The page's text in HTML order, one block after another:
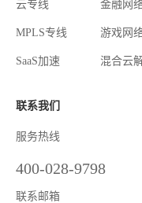
云专线
MPLS专线
SaaS加速
金融网
游戏网
混合云
联系我们
服务热线
400-028-9798
联系邮箱